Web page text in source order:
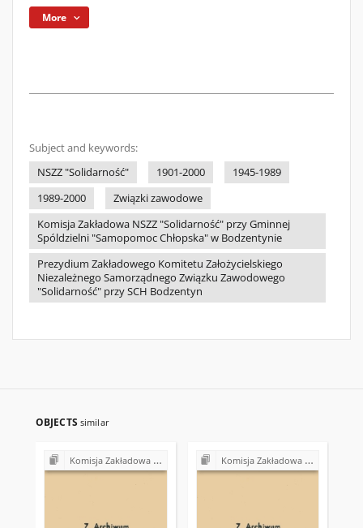
More
Subject and keywords:
NSZZ "Solidarność"
1901-2000
1945-1989
1989-2000
Związki zawodowe
Komisja Zakładowa NSZZ "Solidarność" przy Gminnej
Spóldzielni "Samopomoc Chłopska" w Bodzentynie
Prezydium Zakładowego Komitetu Założycielskiego
Niezależnego Samorządnego Związku Zawodowego
"Solidarność" przy SCH Bodzentyn
OBJECTS similar
Komisja Zakładowa NSZZ "Solidarność" przy Gminnej Spółdzielni "Samopomoc Chłopska" w Bodzentynie Komisja Zakładowa NSZZ "Solidarność" przy Gminnej Spółdzielni "Samopomoc Chłopska" w Bodzentynie